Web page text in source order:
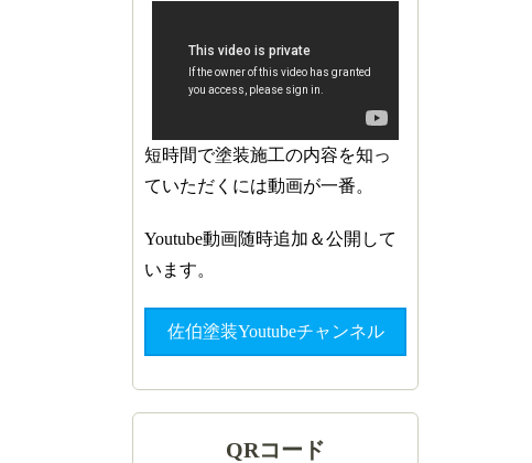
短時間で塗装施工の内容を知っ
ていただくには動画が一番。
Youtube動画随時追加＆公開して
います。
佐伯塗装Youtubeチャンネル
QRコード